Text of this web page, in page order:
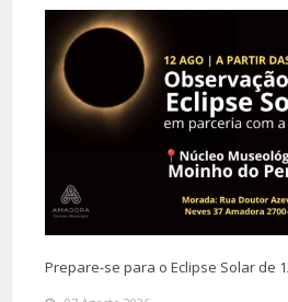
Prepare-se para o Eclipse Solar de